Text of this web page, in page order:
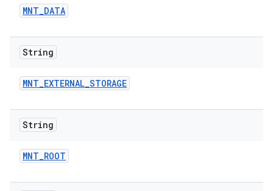
MNT_DATA
String
MNT_EXTERNAL_STORAGE
String
MNT_ROOT